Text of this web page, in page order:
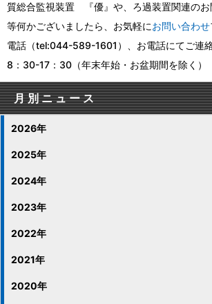
質総合監視装置 『優』や、ろ過装置関連のお
等何かございましたら、お気軽にお問い合わせ
電話（tel:044-589-1601）、お電話にてご連
8：30-17：30（年末年始・お盆期間を除く）
月別ニュース
2026年
2025年
2024年
2023年
2022年
2021年
2020年